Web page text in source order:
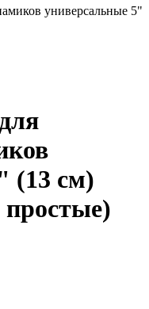
универсальные 5"
(13 см)